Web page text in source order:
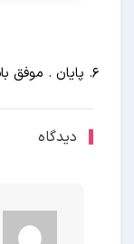
پایان . موفق
دیدگاه